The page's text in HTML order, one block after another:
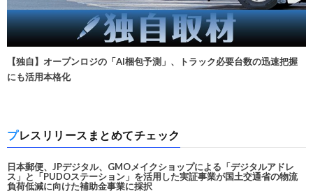
【独自】オープンロジの「AI梱包予測」、トラック必要台数の迅速把握
にも活用本格化
プレスリリースまとめてチェック
日本郵便、JPデジタル、GMOメイクショップによる「デジタルアドレ
ス」と「PUDOステーション」を活用した実証事業が国土交通省の物流
負荷低減に向けた補助金事業に採択